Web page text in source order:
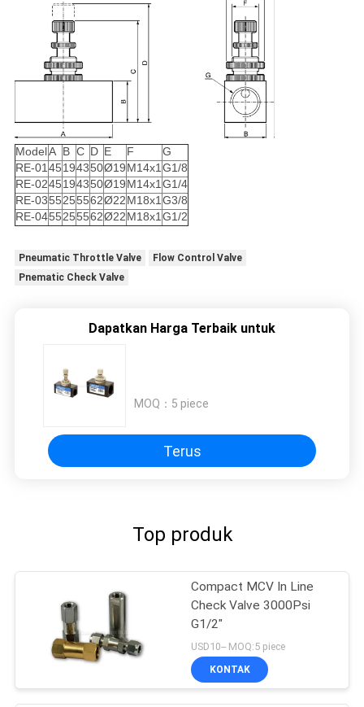
ModelA B C D E F
G
RE-01 45194350Ø19M14x1 G1/8
RE-0245194350Ø19M14x1 G1/4
RE-0355255562Ø22M18x1 G3/8
RE-0455255562Ø22M18x1 G1/2
Pneumatic Throttle Valve
Flow Control Valve
Pnematic Check Valve
Dapatkan Harga Terbaik untuk
MOQ： 5 piece
Terus
Top produk
Compact MCV In Line
Check Valve 3000Psi
G1/2"
USD10-- MOQ:5 piece
KONTAK